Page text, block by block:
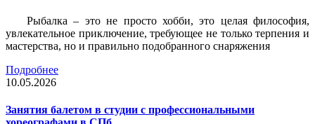
Рыбалка – это не просто хобби, это целая философия,
увлекательное приключение, требующее не только терпения и
мастерства, но и правильно подобранного снаряжения
Подробнее
10.05.2026
Занятия балетом в студии с профессиональными